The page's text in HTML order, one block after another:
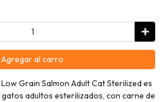
Agregar al carro
Grain Salmon Adult Cat Sterilized es
adultos esterilizados, con carne de